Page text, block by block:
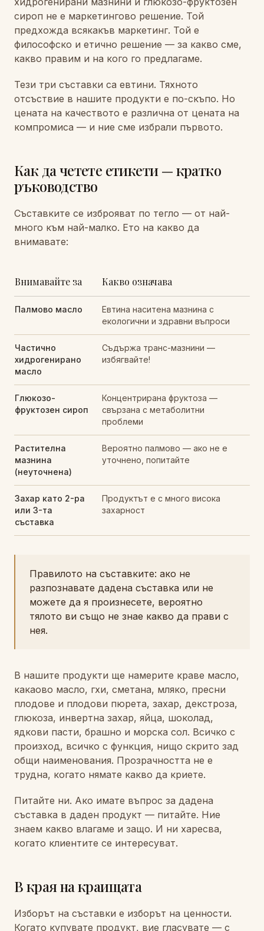
сироп не е маркетингово решение. Той
предхожда всякакъв маркетинг. Той е
философско и етично решение — за какво сме,
какво правим и на кого го предлагаме.
Тези три съставки са евтини. Тяхното
отсъствие в нашите продукти е по-скъпо. Но
цената на качеството е различна от цената на
компромиса — и ние сме избрали първото.
Как да четете етикети — кратко
ръководство
Съставките се изброяват по тегло — от най-
много към най-малко. Ето на какво да
внимавате:
Внимавайте за Какво означава
Палмово масло
Евтина наситена мазнина с
екологични и здравни въпроси
Частично
хидрогенирано
масло
Съдържа транс-мазнини —
избягвайте!
Глюкозо-
фруктозен сироп
Концентрирана фруктоза —
свързана с метаболитни
проблеми
Растителна
мазнина
(неуточнена)
Вероятно палмово — ако не е
уточнено, попитайте
Захар като 2-ра
или 3-та
съставка
Продуктът е с много висока
захарност
Правилото на съставките: ако не
разпознавате дадена съставка или не
можете да я произнесете, вероятно
тялото ви също не знае какво да прави с
нея.
В нашите продукти ще намерите краве масло,
какаово масло, гхи, сметана, мляко, пресни
плодове и плодови пюрета, захар, декстроза,
глюкоза, инвертна захар, яйца, шоколад,
ядкови пасти, брашно и морска сол. Всичко с
произход, всичко с функция, нищо скрито зад
общи наименования. Прозрачността не е
трудна, когато нямате какво да криете.
Питайте ни. Ако имате въпрос за дадена
съставка в даден продукт — питайте. Ние
знаем какво влагаме и защо. И ни харесва,
когато клиентите се интересуват.
В края на краищата
Изборът на съставки е изборът на ценности.
Когато купувате продукт, вие гласувате — с